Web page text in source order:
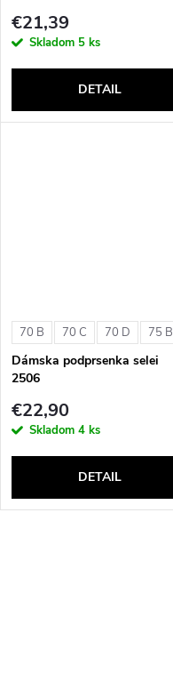
€21,39
Skladom 5 ks
DETAIL
70 B 70 C 70 D 75 B
Dámska podprsenka selei
2506
€22,90
Skladom 4 ks
DETAIL